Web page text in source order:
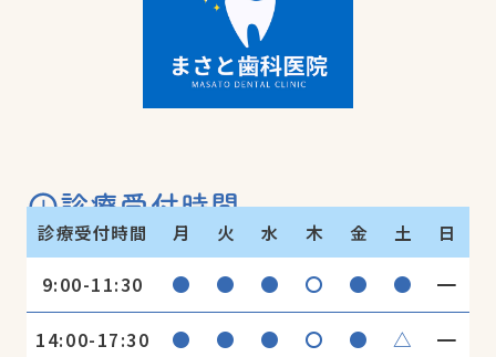
診療受付時間
診療受付時間 月 火 水 木 金 土 日
9:00-11:30 ● ● ● 〇 ● ● ━
14:00-17:30 ● ● ● 〇 ● △ ━